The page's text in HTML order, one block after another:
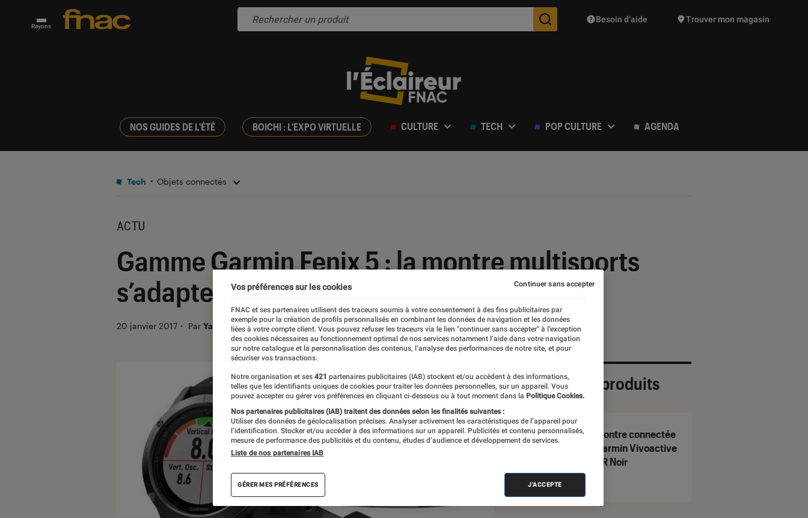
Rayons Des suggestions de produits vont vous être proposées
Besoin d’aide Trouver mon magasin
NOS GUIDES DE L'ÉTÉ BOICHI : L'EXPO VIRTUELLE CULTURE TECH POP CULTURE AGENDA
Tech Objets connectés
ACTU
Gamme Garmin Fenix 5 : la montre multisports
s’adapte à chaque poignet
20 janvier 2017 ・ Par Yasmina
Sélection de produits
Montre connectée
Garmin Vivoactive
HR Noir
Vos préférences sur les cookies
FNAC et ses partenaires utilisent des traceurs soumis à votre consentement à des fins publicitaires par
exemple pour la création de profils personnalisés en combinant les données de navigation et les données
liées à votre compte client. Vous pouvez refuser les traceurs via le lien "continuer sans accepter" à l’exception
des cookies nécessaires au fonctionnement optimal de nos services notamment l’aide dans votre navigation
sur notre catalogue et la personnalisation des contenus, l’analyse des performances de notre site, et pour
sécuriser vos transactions.
Notre organisation et ses 421 partenaires publicitaires (IAB) stockent et/ou accèdent à des informations,
telles que les identifiants uniques de cookies pour traiter les données personnelles, sur un appareil. Vous
pouvez accepter ou gérer vos préférences en cliquant ci-dessous ou à tout moment dans la Politique Cookies.
Nos partenaires publicitaires (IAB) traitent des données selon les finalités suivantes :
Utiliser des données de géolocalisation précises. Analyser activement les caractéristiques de l’appareil pour
l’identification. Stocker et/ou accéder à des informations sur un appareil. Publicités et contenu personnalisés,
mesure de performance des publicités et du contenu, études d’audience et développement de services.
Liste de nos partenaires IAB
GÉRER MES PRÉFÉRENCES J'ACCEPTE
Continuer sans accepter